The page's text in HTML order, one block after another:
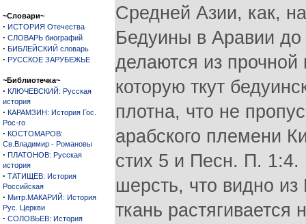
~Словари~
· ИСТОРИЯ Отечества
· СЛОВАРЬ биографий
· БИБЛЕЙСКИЙ словарь
· РУССКОЕ ЗАРУБЕЖЬЕ
~Библиотечка~
· КЛЮЧЕВСКИЙ: Русская
история
· КАРАМЗИН: История Гос.
Рос-го
· КОСТОМАРОВ:
Св.Владимир - Романовы
· ПЛАТОНОВ: Русская
история
· ТАТИЩЕВ: История
Российская
· Митр.МАКАРИЙ: История
Рус. Церкви
· СОЛОВЬЕВ: История
Средней Азии, как,
Бедуины в Аравии
делаются из прочной
которую ткут
плотна, что не
арабского племени
стих 5 и Песн. П.
шерсть, что видно
ткань